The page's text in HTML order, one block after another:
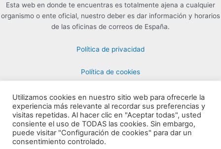
Esta web en donde te encuentras es totalmente ajena a cualquier
organismo o ente oficial, nuestro deber es dar información y horarios
de las oficinas de correos de España.
Política de privacidad
Política de cookies
Contacto para Publicidad en info@horarioscorreos.com
Copyright © 2026 Horarios de las Oficinas de Correos | Creada por
horarioscorreos.com
Utilizamos cookies en nuestro sitio web para ofrecerle la
experiencia más relevante al recordar sus preferencias y
visitas repetidas. Al hacer clic en "Aceptar todas", usted
consiente el uso de TODAS las cookies. Sin embargo,
puede visitar "Configuración de cookies" para dar un
consentimiento controlado.